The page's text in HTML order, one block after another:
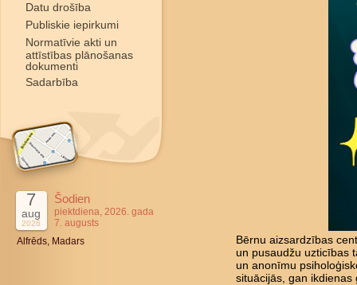
Datu drošība
Publiskie iepirkumi
Normatīvie akti un
attīstības plānošanas
dokumenti
Sadarbība
7
aug
2026
Šodien
piektdiena, 2026. gada
7. augusts
Alfrēds, Madars
Bērnu aizsardzības
un pusaudžu uzticības
un anonīmu
situācijās, gan ikdienas